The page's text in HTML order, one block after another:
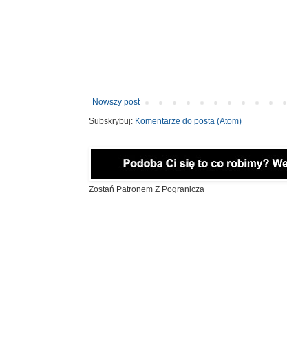
Nowszy post
Subskrybuj: Komentarze do posta (Atom)
Zostań Patronem Z Pogranicza